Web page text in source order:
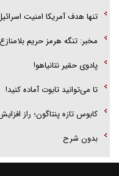
تنها هدف آمریکا امنیت
مخبر: تنگه هرمز حریم
پادوی حقیر نتانیاهو!
تا می‌توانید تابوت آماده کنید!
کابوس تازه پنتاگون؛ راز
بدون شرح